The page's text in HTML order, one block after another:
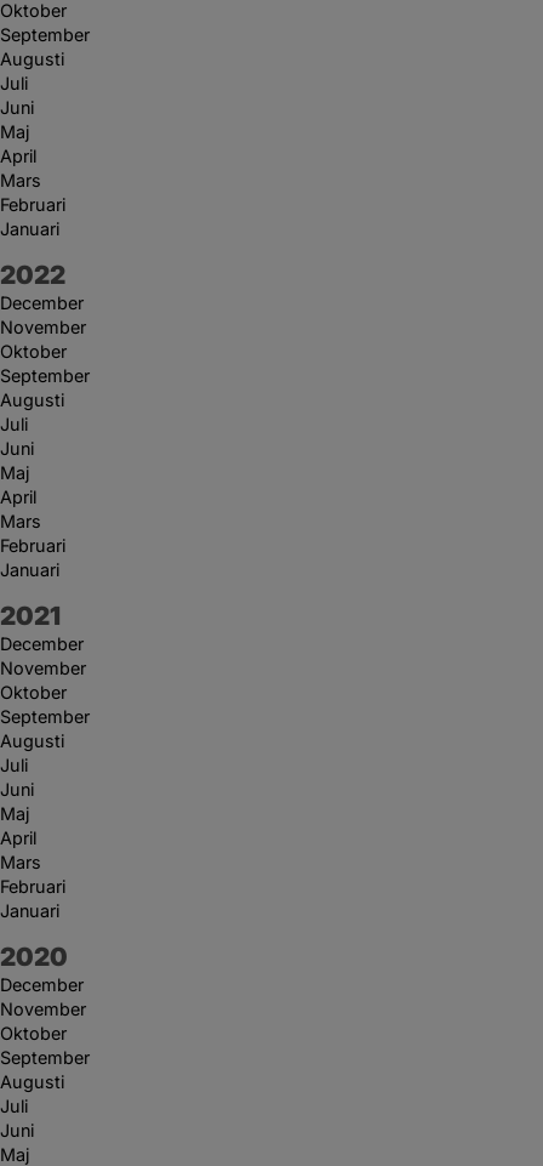
Oktober
September
Augusti
Juli
Juni
Maj
April
Mars
Februari
Januari
År:
2022
December
November
Oktober
September
Augusti
Juli
Juni
Maj
April
Mars
Februari
Januari
År:
2021
December
November
Oktober
September
Augusti
Juli
Juni
Maj
April
Mars
Februari
Januari
År:
2020
December
November
Oktober
September
Augusti
Juli
Juni
Maj